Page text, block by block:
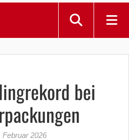
bei
Februar 2026